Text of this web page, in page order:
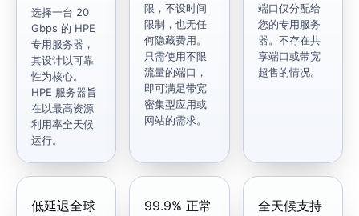
选择一台 20
Gbps 的 HPE
专用服务器，
其设计以可靠
性为核心。
HPE 服务器旨
在以最高资源
利用率全天候
运行。
限，不设时间
限制，也无任
何隐藏费用。
只需使用不限
流量的端口，
即可满足带宽
密集型应用或
网站的需求。
端口仅分配给
您的专用服务
器。不存在共
享端口或带宽
超售的情况。
低延迟全球
99.9% 正常
全天候支持